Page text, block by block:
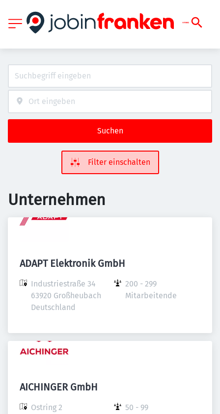
Suchen
Filter einschalten
Unternehmen
ADAPT Elektronik GmbH
Industriestraße 34
63920 Großheubach
Deutschland
200 - 299
Mitarbeitende
AICHINGER GmbH
Ostring 2
50 - 99